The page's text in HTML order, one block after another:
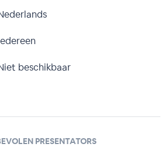
beschikbaar
PRESENTATORS